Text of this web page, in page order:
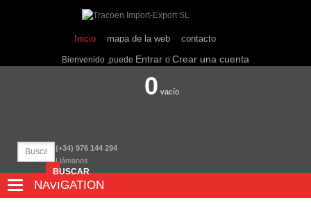
Inicio mapa de la web contacto
Bienvenido ,puede Entrar o Crear una cuenta
0 vacío
(+34) 976 144 294
Llámanos
NAVIGATION
NAVIGATION
BUSCAR